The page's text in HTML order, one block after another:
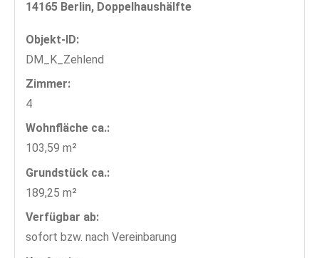
14165 Berlin, Doppelhaushälfte
Objekt-ID:
DM_K_Zehlend
Zimmer:
4
Wohnfläche ca.:
103,59 m²
Grund­stück ca.:
189,25 m²
Verfügbar ab:
sofort bzw. nach Vereinbarung